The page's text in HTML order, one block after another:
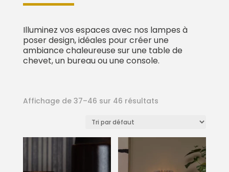
Illuminez vos espaces avec nos lampes à
poser design, idéales pour créer une
ambiance chaleureuse sur une table de
chevet, un bureau ou une console.
Affichage de 37–46 sur 46 résultats